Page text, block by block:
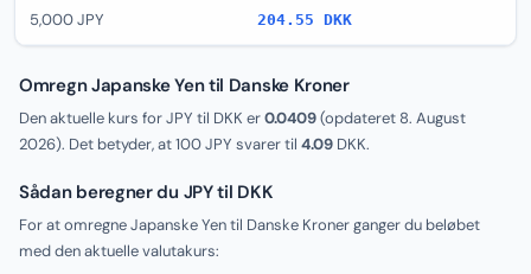
5,000 JPY 204.55 DKK
Omregn Japanske Yen til Danske Kroner
Den aktuelle kurs for JPY til DKK er0.0409(opdateret 8. August
2026). Det betyder, at 100 JPY svarer til 4.09 DKK.
Sådan beregner du JPY til DKK
For at omregne Japanske Yen til Danske Kroner ganger du beløbet
med den aktuelle valutakurs: